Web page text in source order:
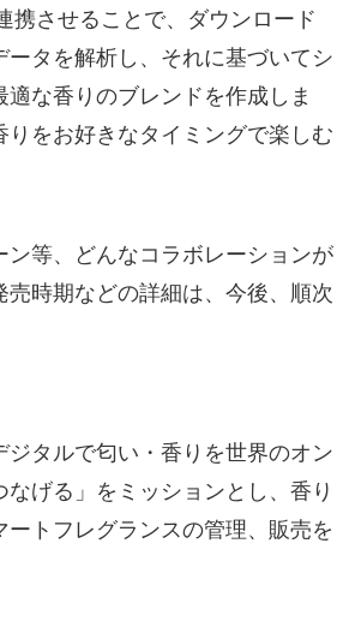
携させることで、ダウンロード
ータを解析し、それに基づいてシ
な香りのブレンドを作成しま
をお好きなタイミングで楽しむ
ン等、どんなコラボレーションが
時期などの詳細は、今後、順次
ジタルで匂い・香りを世界のオン
げる」をミッションとし、香り
トフレグランスの管理、販売を